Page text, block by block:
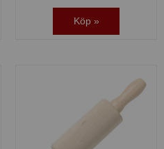
Köp »